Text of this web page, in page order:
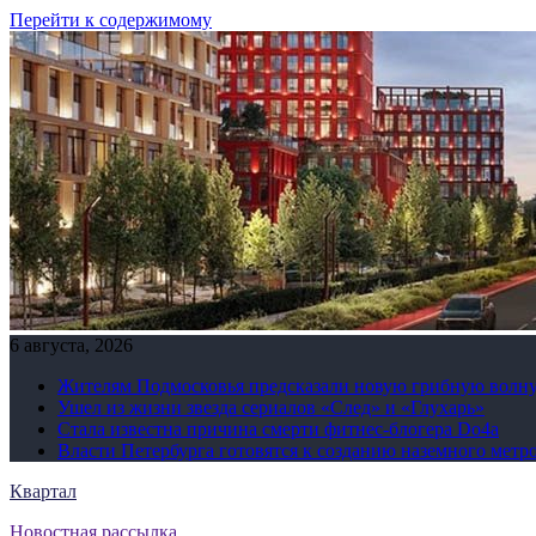
Перейти к содержимому
6 августа, 2026
Жителям Подмосковья предсказали новую грибную
Ушел из жизни звезда сериалов «След» и «Глухарь»
Стала известна причина смерти фитнес-блогера Do4а
Власти Петербурга готовятся к созданию наземного
Квартал
Новостная рассылка